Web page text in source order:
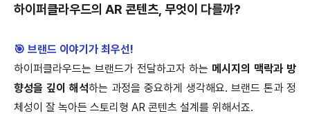
하이퍼클라우드의 AR 콘텐츠, 무엇이 다를까?
🎯 브랜드 이야기가 최우선!
하이퍼클라우드는 브랜드가 전달하고자 하는 메시지의 맥락과 방
향성을 깊이 해석하는 과정을 중요하게 생각해요. 브랜드 톤과 정
체성이 잘 녹아든 스토리형 AR 콘텐츠 설계를 위해서죠.